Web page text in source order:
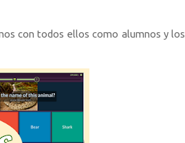
con todos ellos como alumnos y los